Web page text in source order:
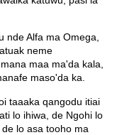
nde Alfa ma Omega,
neme
maa ma'da kala,
maso'da ka.
taaaka qangodu itiai
lo ihiwa, de Ngohi lo
lo asa tooho ma